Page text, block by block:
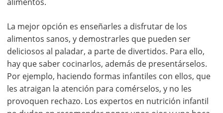
La mejor opción es enseñarles a disfrutar de los
alimentos sanos, y demostrarles que pueden ser
deliciosos al paladar, a parte de divertidos. Para ello,
hay que saber cocinarlos, además de presentárselos.
Por ejemplo, haciendo formas infantiles con ellos, que
les atraigan la atención para comérselos, y no les
provoquen rechazo. Los expertos en nutrición infantil